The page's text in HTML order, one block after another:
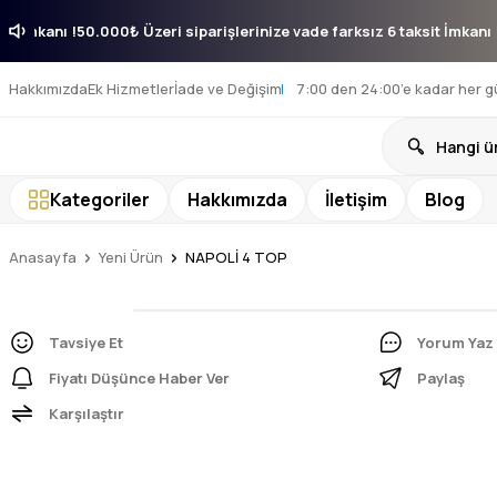
İmkanı !50.000₺ Üzeri siparişlerinize vade farksız 6 taksit
HakkımızdaEk Hizmetlerİade ve Değişim 7:00 den 24:00’e kadar her
Kategoriler Hakkımızda İletişim Blog
Anasayfa Yeni Ürün NAPOLİ 4 TOP
Tavsiye Et
Yorum Yaz
Fiyatı Düşünce Haber Ver
Paylaş
Karşılaştır